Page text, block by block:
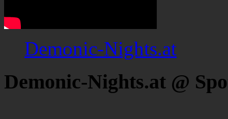
Demonic-Nights.at
Demonic-Nights.at @